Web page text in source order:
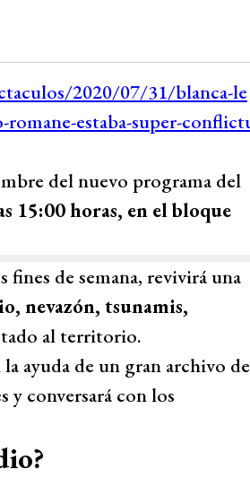
del nuevo programa del
15:00 horas, en el bloque
de semana, revivirá una
nevazón, tsunamis,
al territorio.
ayuda de un gran archivo de
y conversará con los